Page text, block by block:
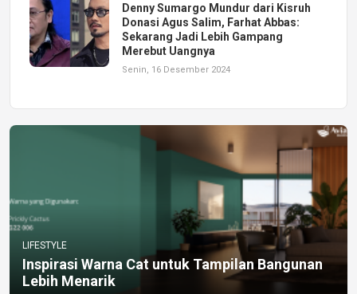
Denny Sumargo Mundur dari Kisruh
Donasi Agus Salim, Farhat Abbas:
Sekarang Jadi Lebih Gampang
Merebut Uangnya
Senin, 16 Desember 2024
LIFESTYLE
Inspirasi Warna Cat untuk Tampilan Bangunan
Lebih Menarik